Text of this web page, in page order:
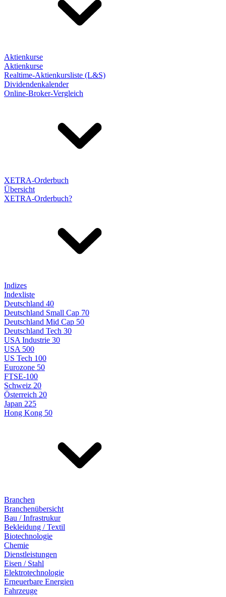
Aktienkurse
Aktienkurse
Realtime-Aktienkursliste (L&S)
Dividendenkalender
Online-Broker-Vergleich
XETRA-Orderbuch
Übersicht
XETRA-Orderbuch?
Indizes
Indexliste
Deutschland 40
Deutschland Small Cap 70
Deutschland Mid Cap 50
Deutschland Tech 30
USA Industrie 30
USA 500
US Tech 100
Eurozone 50
FTSE-100
Schweiz 20
Österreich 20
Japan 225
Hong Kong 50
Branchen
Branchenübersicht
Bau / Infrastrukur
Bekleidung / Textil
Biotechnologie
Chemie
Dienstleistungen
Eisen / Stahl
Elektrotechnologie
Erneuerbare Energien
Fahrzeuge